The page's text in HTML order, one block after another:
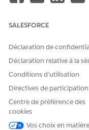
https://
Numéro d’article de la
005321504
SALESFORCE
Déclaration de
Déclaration relative à la
Conditions d’utilisation
Directives de participation
Centre de préférence des
cookies
Vos choix en